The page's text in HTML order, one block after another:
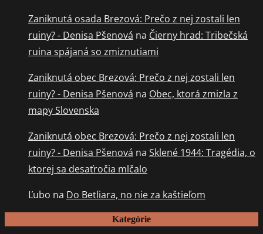
Zaniknutá osada Brezová: Prečo z nej zostali len
ruiny? - Denisa Pšenová na Čierny hrad: Tribečská
ruina spájaná so zmiznutiami
Zaniknutá obec Brezová: Prečo z nej zostali len
ruiny? - Denisa Pšenová na Obec, ktorá zmizla z
mapy Slovenska
Zaniknutá obec Brezová: Prečo z nej zostali len
ruiny? - Denisa Pšenová na Sklené 1944: Tragédia, o
ktorej sa desaťročia mlčalo
Ľubo na Do Betliara, no nie za kaštieľom
Kategórie